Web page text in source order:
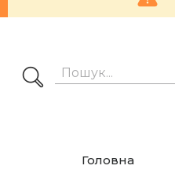
Головна